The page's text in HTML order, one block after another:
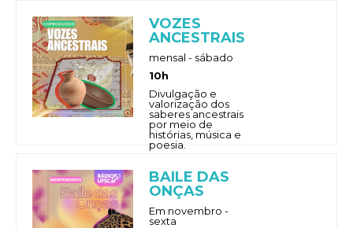
VOZES
ANCESTRAIS
mensal - sábado
10h
Divulgação e
valorização dos
saberes ancestrais
por meio de
histórias, música e
poesia.
BAILE DAS
ONÇAS
Em novembro -
sexta